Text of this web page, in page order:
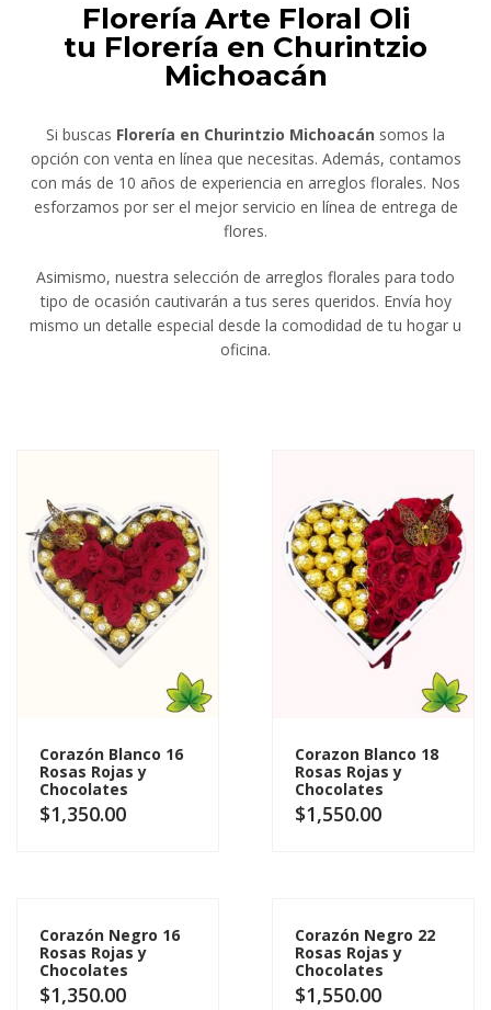
Florería Arte Floral Oli
tu Florería en Churintzio
Michoacán
Si buscas Florería en Churintzio Michoacán somos la
opción con venta en línea que necesitas. Además, contamos
con más de 10 años de experiencia en arreglos florales. Nos
esforzamos por ser el mejor servicio en línea de entrega de
flores.
Asimismo, nuestra selección de arreglos florales para todo
tipo de ocasión cautivarán a tus seres queridos. Envía hoy
mismo un detalle especial desde la comodidad de tu hogar u
oficina.
Corazón Blanco 16
Rosas Rojas y
Chocolates
$1,350.00
Corazon Blanco 18
Rosas Rojas y
Chocolates
$1,550.00
Corazón Negro 16
Rosas Rojas y
Chocolates
$1,350.00
Corazón Negro 22
Rosas Rojas y
Chocolates
$1,550.00